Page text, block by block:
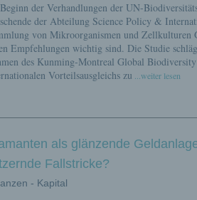
der Verhandlungen der UN-
der Abteilung Science Policy &
von Mikroorganismen und Zellkulturen
Empfehlungen wichtig sind. Die Studie
des Kunming-Montreal Global
Vorteilsausgleichs zu ...weiter lesen
als glänzende
Fallstricke?
- Kapital